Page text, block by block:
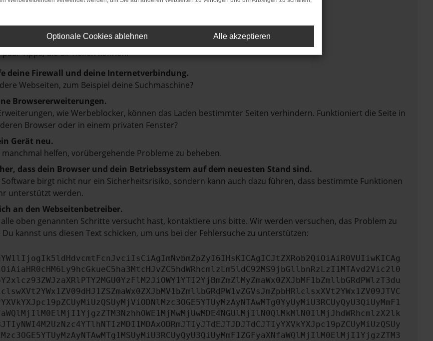
NETWORK ERROR
ein Fehler aufgetreten.
Tipps, die dir helfen können:
deine Firewall und deine Internetverbindung.
Webseiten, zum Beispiel deine Suchmaschine?
Browsererweiterungen.
wie Werbeblocker, können das Laden bestimmter Seiten verhindern. Funktioniert die Seite in
Browser oder in einem privaten Fenster?
Gerät neu.
manchmal helfen, vorübergehende Probleme zu beheben.
dass dein Browser und dein Betriebssystem auf dem neuesten Stand sind.
birgt nicht nur ein Sicherheitsrisiko, sondern kann auch dazu führen, dass bestimmte Funktionen
unterstützt werden.
an den Webseitenbetreiber.
oben genannten Schritte versucht hast, kontaktiere uns bitte. Wir werden versuchen, das Problem zu
Du kannst uns diesen Text schicken, um uns bei der Fehlersuche zu unterstützen:
Optionale Cookies ablehnen Alle akzeptieren